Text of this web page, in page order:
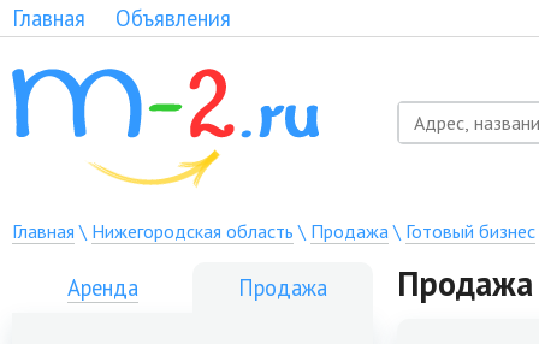
Главная Объявления
Главная \ Нижегородская область \ Продажа\ Готовый бизнес
Аренда Продажа Продажа